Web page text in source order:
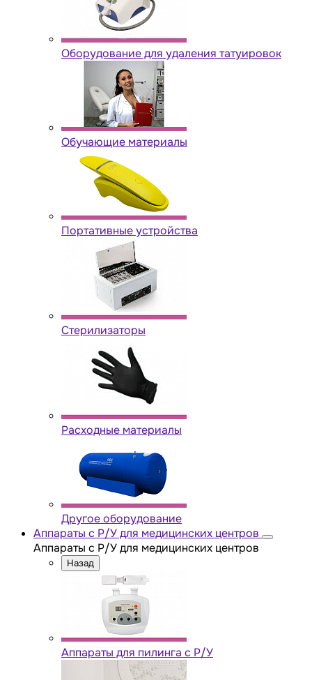
Оборудование для удаления татуировок
Обучающие материалы
Портативные устройства
Стерилизаторы
Расходные материалы
Другое оборудование
Аппараты с Р/У для медицинских центров
Аппараты с Р/У для медицинских центров
Назад
Аппараты для пилинга с Р/У